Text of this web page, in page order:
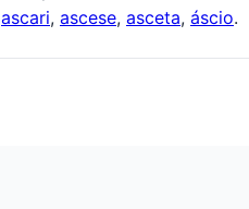
ascari, ascese, asceta, áscio.